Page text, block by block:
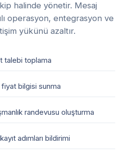
halinde yönetir. Mesaj
operasyon, entegrasyon ve
yükünü azaltır.
talebi toplama
bilgisi sunma
randevusu oluşturma
adımları bildirimi